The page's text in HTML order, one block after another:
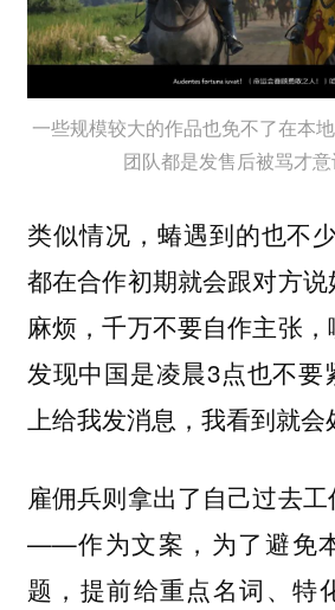
一些规模较大的作品也免不了在本
团队都是发售后被骂才
类似情况，蝽遇到的也不
都在合作初期就会跟对方
麻烦，千万不要自作主张
发现中国是凌晨3点也不要
上给我发消息，我看到就会
雇佣兵则拿出了自己过去
——作为文案，为了避免
题，提前给重点名词、特